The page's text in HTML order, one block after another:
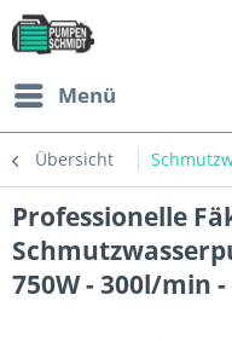
Menü
Übersicht
Professionelle
750W - 300l/min